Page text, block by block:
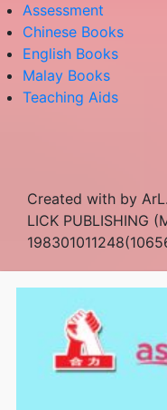
Assessment
Chinese Books
English Books
Malay Books
Teaching Aids
Created with by
LICK PUBLISHING